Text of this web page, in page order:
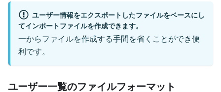
ユーザー情報をエクスポートしたファイルをベースにし
てインポートファイルを作成できます。
一からファイルを作成する手間を省くことができ便
利です。
ユーザー一覧のファイルフォーマット